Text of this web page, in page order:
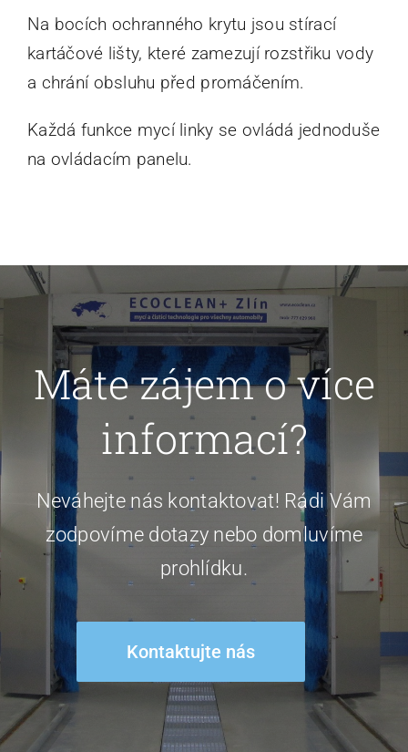
Na bocích ochranného krytu jsou stírací
kartáčové lišty, které zamezují rozstřiku vody
a chrání obsluhu před promáčením.
Každá funkce mycí linky se ovládá jednoduše
na ovládacím panelu.
Máte zájem o více
informací?
Neváhejte nás kontaktovat! Rádi Vám
zodpovíme dotazy nebo domluvíme
prohlídku.
Kontaktujte nás